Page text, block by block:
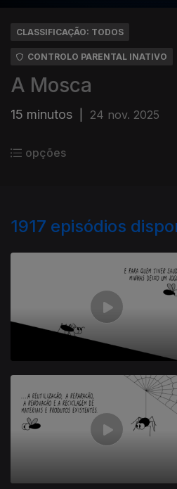
CLASSIFICAÇÃO: TODOS
CONTROLO PARENTAL INATIVO
A Mosca
15 minutos 24 nov. 2025
opções
1917 episódios